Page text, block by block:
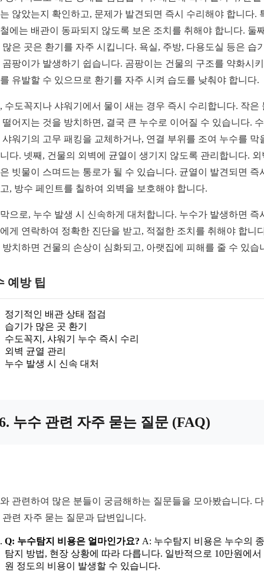
않았는지 확인하고, 문제가 발견되면 즉시 수리해야 합니다.
에는 배관이 동파되지 않도록 보온 조치를 취해야 합니다. 둘
많은 곳은 환기를 자주 시킵니다. 욕실, 주방, 다용도실 등은 습
곰팡이가 발생하기 쉽습니다. 곰팡이는 건물의 구조를 약화시
유발할 수 있으므로 환기를 자주 시켜 습도를 낮춰야 합니다.
수도꼭지나 샤워기에서 물이 새는 경우 즉시 수리합니다. 작은
떨어지는 것을 방치하면, 결국 큰 누수로 이어질 수 있습니다.
샤워기의 고무 패킹을 교체하거나, 연결 부위를 조여 누수를 막
다. 넷째, 건물의 외벽에 균열이 생기지 않도록 관리합니다. 외
빗물이 스며드는 통로가 될 수 있습니다. 균열이 발견되면 즉
, 방수 페인트를 칠하여 외벽을 보호해야 합니다.
으로, 누수 발생 시 신속하게 대처합니다. 누수가 발생하면 즉
게 연락하여 정확한 진단을 받고, 적절한 조치를 취해야 합니
방치하면 건물의 손상이 심화되고, 아랫집에 피해를 줄 수 있습
예방 팁
정기적인 배관 상태 점검
습기가 많은 곳 환기
수도꼭지, 샤워기 누수 즉시 수리
외벽 균열 관리
누수 발생 시 신속 대처
누수 관련 자주 묻는 질문 (FAQ)
관련하여 많은 분들이 궁금해하는 질문들을 모아봤습니다.
관련 자주 묻는 질문과 답변입니다.
Q: 누수탐지 비용은 얼마인가요? A: 누수탐지 비용은 누수의
탐지 방법, 현장 상황에 따라 다릅니다. 일반적으로 10만원에서
원 정도의 비용이 발생할 수 있습니다.